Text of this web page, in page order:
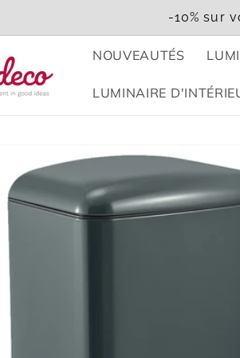
-10% sur
NOUVEAUTÉS
LUMINAIRE